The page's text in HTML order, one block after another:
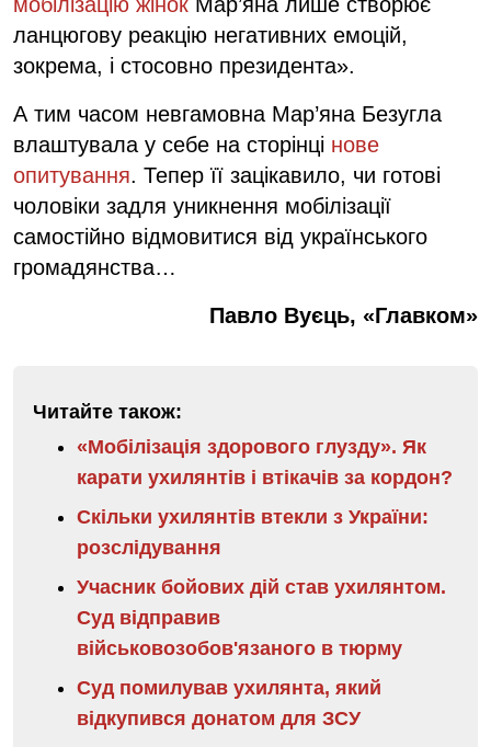
ланцюгову реакцію негативних емоцій,
зокрема, і стосовно президента».
А тим часом невгамовна Мар’яна Безугла
влаштувала у себе на сторінці нове
опитування. Тепер її зацікавило, чи готові
чоловіки задля уникнення мобілізації
самостійно відмовитися від українського
громадянства…
Павло Вуєць, «Главком»
Читайте також:
«Мобілізація здорового глузду». Як
карати ухилянтів і втікачів за кордон?
Скільки ухилянтів втекли з України:
розслідування
Учасник бойових дій став ухилянтом.
Суд відправив
військовозобов'язаного в тюрму
Суд помилував ухилянта, який
відкупився донатом для ЗСУ